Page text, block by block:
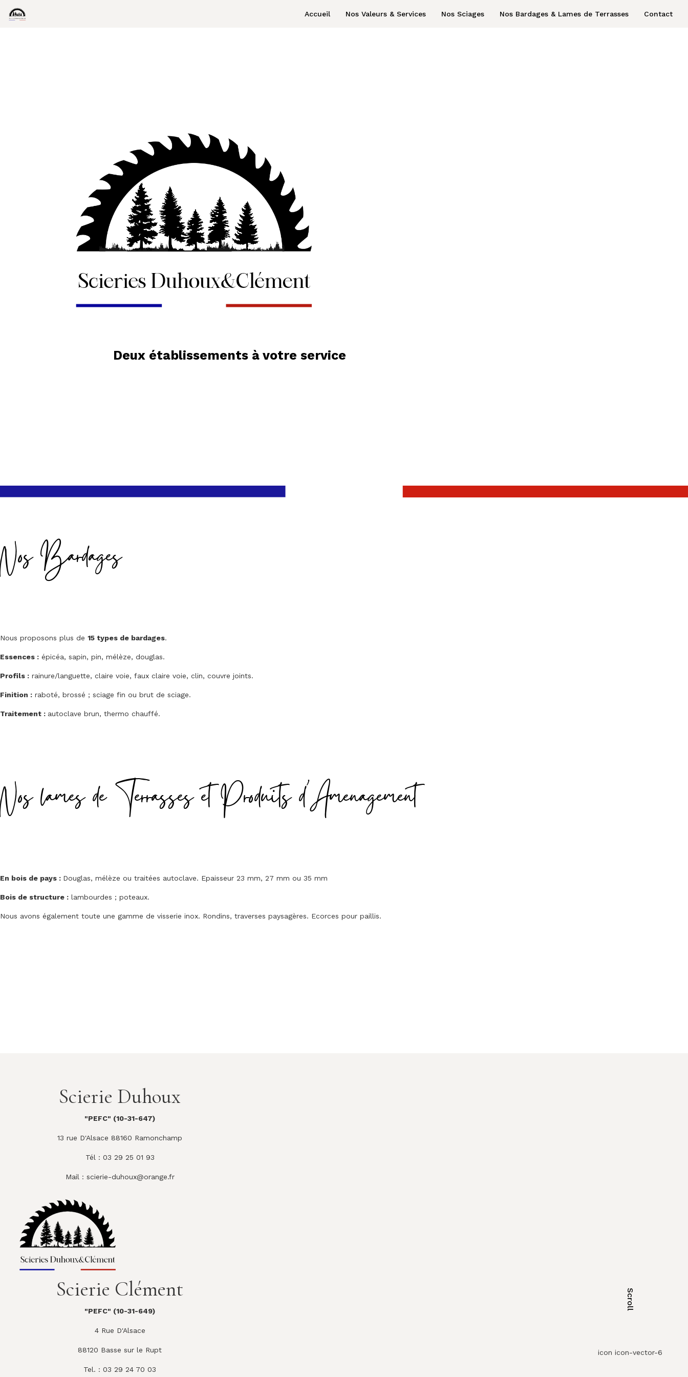
Accueil Nos Valeurs & Services Nos Sciages Nos Bardages & Lames de Terrasses Contact
Deux établissements à votre service
Scroll
icon icon-vector-6
Nos Bardages
Nous proposons plus de 15 types de bardages.
Essences : épicéa, sapin, pin, mélèze, douglas.
Profils : rainure/languette, claire voie, faux claire voie, clin, couvre joints.
Finition : raboté, brossé ; sciage fin ou brut de sciage.
Traitement : autoclave brun, thermo chauffé.
Nos lames de Terrasses et Produits d'Amenagement
En bois de pays : Douglas, mélèze ou traitées autoclave. Epaisseur 23 mm, 27 mm ou 35 mm
Bois de structure : lambourdes ; poteaux.
Nous avons également toute une gamme de visserie inox. Rondins, traverses paysagères. Ecorces pour paillis.
Scierie Duhoux
"PEFC" (10-31-647)
13 rue D'Alsace 88160 Ramonchamp
Tél : 03 29 25 01 93
Mail : scierie-duhoux@orange.fr
Scierie Clément
"PEFC" (10-31-649)
4 Rue D'Alsace
88120 Basse sur le Rupt
Tel. : 03 29 24 70 03